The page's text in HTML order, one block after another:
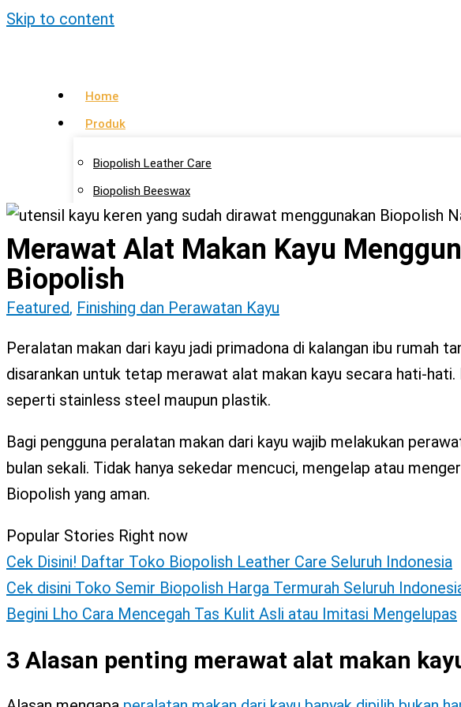
Skip to content
Home
Produk
Biopolish Leather Care
Biopolish Beeswax
Biopolish Natural Oil
Artikel
Lokasi Agen
Kontak Kami
X
Merawat Alat Makan Kayu
Biopolish
Featured, Finishing dan Perawatan Kayu
Peralatan makan dari kayu jadi primadona di kalangan ibu rumah
disarankan untuk tetap merawat alat makan kayu secara hati-
seperti stainless steel maupun plastik.
Bagi pengguna peralatan makan dari kayu wajib melakukan
bulan sekali. Tidak hanya sekedar mencuci, mengelap atau
Biopolish yang aman.
Popular Stories Right now
Cek Disini! Daftar Toko Biopolish Leather Care Seluruh Indonesia
Cek disini Toko Semir Biopolish Harga Termurah Seluruh
Begini Lho Cara Mencegah Tas Kulit Asli atau Imitasi Mengelupas
3 Alasan penting merawat alat makan